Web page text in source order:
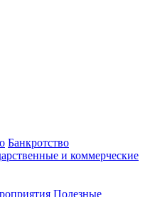
Банкротство
и коммерческие
Полезные